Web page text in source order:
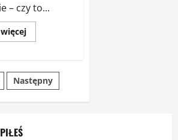
– czy to...
Dowiedz
się
meble
z
Kępna
Następny